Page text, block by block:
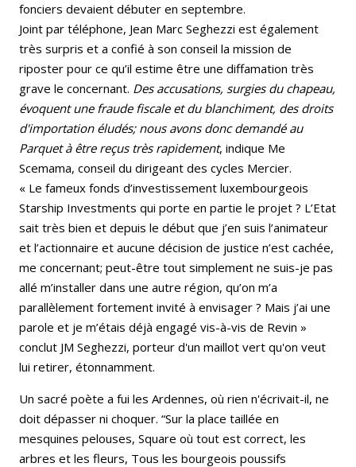
fonciers devaient débuter en septembre.
Joint par téléphone, Jean Marc Seghezzi est également
très surpris et a confié à son conseil la mission de
riposter pour ce qu’il estime être une diffamation très
grave le concernant. Des accusations, surgies du chapeau,
évoquent une fraude fiscale et du blanchiment, des droits
d'importation éludés; nous avons donc demandé au
Parquet à être reçus très rapidement, indique Me
Scemama, conseil du dirigeant des cycles Mercier.
« Le fameux fonds d’investissement luxembourgeois
Starship Investments qui porte en partie le projet ? L’Etat
sait très bien et depuis le début que j’en suis l’animateur
et l’actionnaire et aucune décision de justice n’est cachée,
me concernant; peut-être tout simplement ne suis-je pas
allé m’installer dans une autre région, qu’on m’a
parallèlement fortement invité à envisager ? Mais j’ai une
parole et je m’étais déjà engagé vis-à-vis de Revin »
conclut JM Seghezzi, porteur d'un maillot vert qu'on veut
lui retirer, étonnamment.
Un sacré poète a fui les Ardennes, où rien n'écrivait-il, ne
doit dépasser ni choquer. “Sur la place taillée en
mesquines pelouses, Square où tout est correct, les
arbres et les fleurs, Tous les bourgeois poussifs